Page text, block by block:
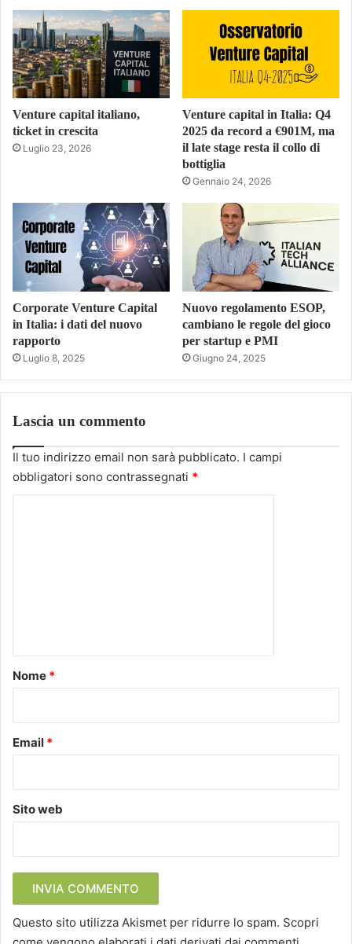
Venture capital italiano,
ticket in crescita
Luglio 23, 2026
Venture capital in Italia: Q4
2025 da record a €901M, ma
il late stage resta il collo di
bottiglia
Gennaio 24, 2026
Corporate Venture Capital
in Italia: i dati del nuovo
rapporto
Luglio 8, 2025
Nuovo regolamento ESOP,
cambiano le regole del gioco
per startup e PMI
Giugno 24, 2025
Lascia un commento
Il tuo indirizzo email non sarà pubblicato. I campi
obbligatori sono contrassegnati *
o
Nome *
Email *
Sito web
Questo sito utilizza Akismet per ridurre lo spam. Scopri